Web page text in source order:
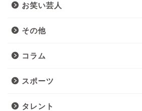
お笑い芸人
その他
コラム
スポーツ
タレント